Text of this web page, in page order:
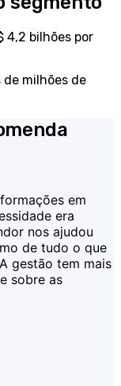
4,2 bilhões por
milhões de
em
era
nos ajudou
de tudo o que
gestão tem mais
sobre as